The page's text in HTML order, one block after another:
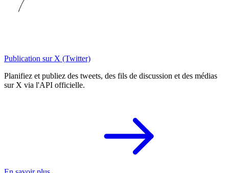
Publication sur X (Twitter)
Planifiez et publiez des tweets, des fils de discussion et des médias
sur X via l'API officielle.